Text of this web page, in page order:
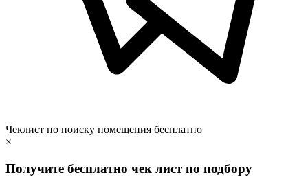
Чеклист по поиску помещения бесплатно
×
Получите бесплатно чек лист по подбору